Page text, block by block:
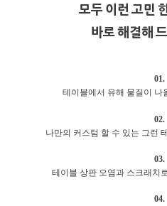
모두 이런 고민
바로 해결해
01.
테이블에서 유해 물질이 나
02.
나만의 커스텀 할 수 있는 그런
03.
테이블 상판 오염과 스크래치
04.